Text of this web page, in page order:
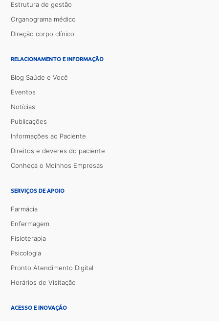
Estrutura de gestão
Organograma médico
Direção corpo clínico
RELACIONAMENTO E INFORMAÇÃO
Blog Saúde e Você
Eventos
Notícias
Publicações
Informações ao Paciente
Direitos e deveres do paciente
Conheça o Moinhos Empresas
SERVIÇOS DE APOIO
Farmácia
Enfermagem
Fisioterapia
Psicologia
Pronto Atendimento Digital
Horários de Visitação
ACESSO E INOVAÇÃO